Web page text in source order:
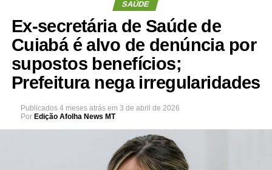
SAÚDE
Ex-secretária de Saúde de
Cuiabá é alvo de denúncia por
supostos benefícios;
Prefeitura nega irregularidades
Publicados 4 meses atrás em 3 de abril de 2026
Por Edição Afolha News MT